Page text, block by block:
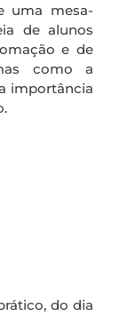
uma mesa-
de alunos
e de
como a
importância
do dia